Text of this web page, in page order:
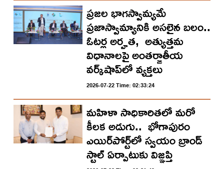
ప్ర‌జ‌ల భాగ‌స్వామ్య‌మే
ప్రజాస్వామ్యానికి అస‌లైన బ‌లం..
ఓట‌ర్ల అర్హ‌త‌, అత్యుత్త‌మ
విధానాల‌పై అంతర్జాతీయ
వ‌ర్క్‌షాప్‌లో వ్యక్తలు
2026-07-22 Time: 02:33:24
మ‌హిళా సాధికారిత‌లో మ‌రో
కీల‌క అడుగు.. భోగాపురం
ఎయిర్‌పోర్ట్‌లో స్వ‌యం బ్రాండ్
స్టాల్ ఏర్పాటుకు విజ్ఞ‌ప్తి